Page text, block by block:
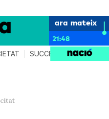
ara mateix
21:48
SUCCESSOS AGENDA